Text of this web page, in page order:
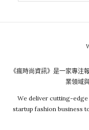
《瘋時尚資訊》是一家專注
業領域
We deliver cutting-
startup fashion business